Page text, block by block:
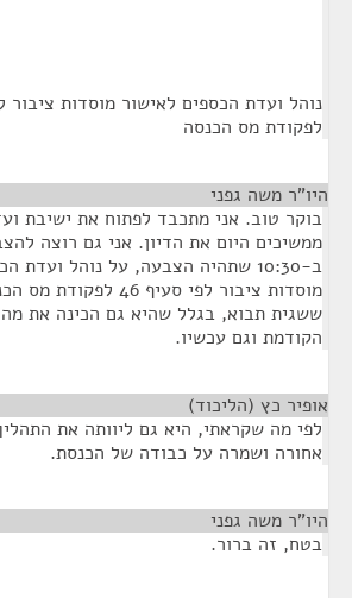
לפקודת מס הכנסה
היו"ר משה גפני
בוקר טוב. אני מתכבד לפתוח את ישיבת
ממשיכים היום את הדיון. אני גם רוצה
ב-10:30 שתהיה הצבעה, על נוהל ועדת
מוסדות ציבור לפי סעיף
ששגית תבוא, בגלל שהיא גם הכינה את
הקודמת וגם עכשיו.
אופיר כץ (הליכוד)
לפי מה שקראתי, היא גם ליוותה את
אחורה ושמרה על כבודה של הכנסת.
היו"ר משה גפני
בטח, זה ברור.